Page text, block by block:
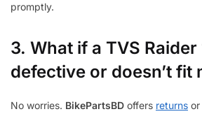
promptly.
3. What if a TVS
defective or doesn’t fit
No worries. BikePartsBD offers returns or